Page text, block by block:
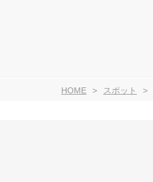
HOME スポット